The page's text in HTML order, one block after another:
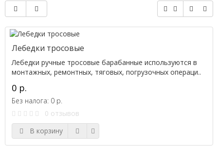
Лебедки тросовые
Лебедки ручные тросовые барабанные используются в
монтажных, ремонтных, тяговых, погрузочных операци..
0 р.
Без налога: 0 р.
0 отзывов
В корзину